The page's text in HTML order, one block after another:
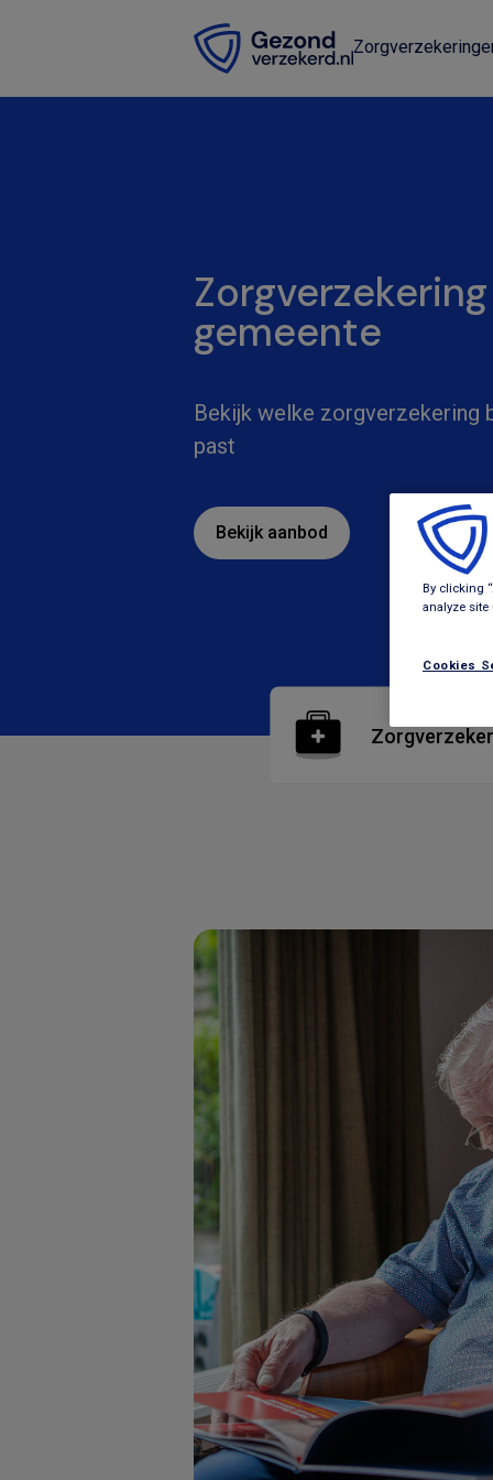
gemeente
Bekijk welke zorgverzekering
past
Bekijk aanbod
By clicking
analyze
Cookies